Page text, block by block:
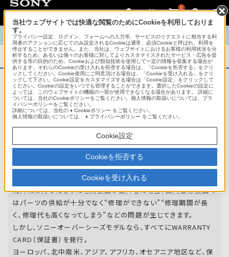
0
TOP 商品概要 商品情報 English 中文
商品概要
アフターサービス
オーバーシーズモデルは、いろいろな国
地域で共通の保証を実施しています。
世界47の国や地域で共通の保証サービスを実施し
ています。
海外にお持ちになった電気製品が故障した場合、国内仕様製品で
はパーツの供給が十分でなく“修理ができない”“修理期間が長
く、修理代も高くなってしまう”などの問題が生じてきます。
しかし、ソニーオーバーシーズモデルなら、すべてにWARRANTY
CARD（保証書）を発行。
ヨーロッパ、北中南米、アジア、アフリカ、オセアニア地区など、保
当社ウェブサイトでは快適な閲覧のためにCookieを利用しておりま
す。
プライバシー設定、ログイン、フォームへの入力等、サービスのリクエストに相当する利
用者のアクションに応じてのみ設定されるCookieは通常、必須Cookieと呼ばれ、利用を
停止することができません。また、当社は、ウェブサイトにおけるお客様の利用状況を分
析するため、あるいは個々のお客様に対してよりカスタマイズされたサービス・広告を提
供する等の目的のため、Cookieおよび類似技術を使用して一定の情報を収集する場合が
あります。それらのCookieの受け入れを拒否する場合は、「Cookieを拒否する」をクリ
ックしてください。Cookie使用にご同意頂ける場合は、「Cookieを受け入れる」をクリ
ックして下さい。Cookie設定をカスタマイズする場合は「Cookie設定」をクリックして
ください。Cookieの設定をいつでも管理することができます。選択したCookieの設定に
よっては、このウェブサイトの機能の一部が使用できなくなる場合があります。 詳細に
ついては、当社のCookieポリシーをご覧ください。個人情報の取扱いについては、プラ
イバシーポリシーをご覧ください。
詳細については、当社の
Cookieポリシー をご覧ください。
個人情報の取扱いについては、
プライバシーポリシー をご覧ください。
Cookie設定
Cookieを拒否する
Cookieを受け入れる